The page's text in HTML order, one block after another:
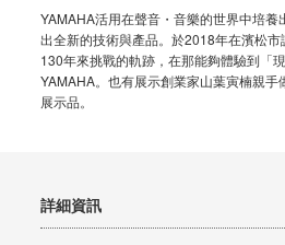
YAMAHA活用在聲音・音樂的世界中培養
出全新的技術與產品。於2018年在濱松
130年來挑戰的軌跡，在那能夠體驗到「
YAMAHA。也有展示創業家山葉寅楠親手
展示品。
詳細資訊